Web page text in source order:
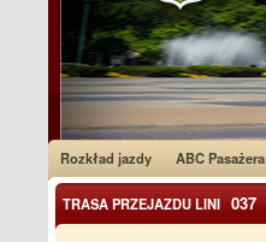
Rozkład jazdy ABC Pasażera
TRASA PRZEJAZDU LINI 037